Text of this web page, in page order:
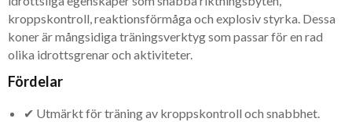
kroppskontroll, reaktionsförmåga och explosiv styrka. Dessa
koner är mångsidiga träningsverktyg som passar för en rad
olika idrottsgrenar och aktiviteter.
Fördelar
✔ Utmärkt för träning av kroppskontroll och snabbhet.